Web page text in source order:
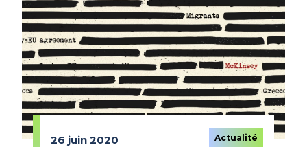
26 juin 2020 Actualité